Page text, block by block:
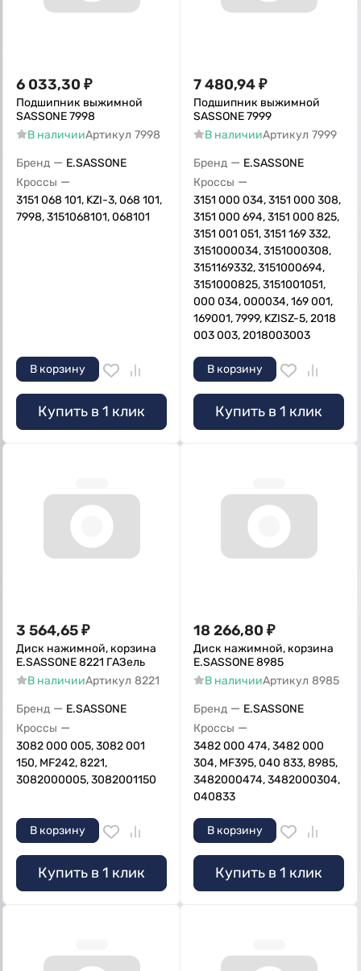
6 033,30 ₽
Подшипник выжимной
SASSONE 7998
В наличииАртикул 7998
Бренд — E.SASSONE
Кроссы —
3151 068 101, KZI-3, 068 101,
7998, 3151068101, 068101
В корзину
Купить в 1 клик
7 480,94₽
Подшипник выжимной
SASSONE 7999
В наличииАртикул 7999
Бренд — E.SASSONE
Кроссы —
3151 000 034, 3151 000 308,
3151 000 694, 3151 000 825,
3151 001 051, 3151 169 332,
3151000034, 3151000308,
3151169332, 3151000694,
3151000825, 3151001051,
000 034, 000034, 169 001,
169001, 7999, KZISZ-5, 2018
003 003, 2018003003
В корзину
Купить в 1 клик
3 564,65₽
Диск нажимной, корзина
E.SASSONE 8221 ГАЗель
В наличииАртикул 8221
Бренд — E.SASSONE
Кроссы —
3082 000 005, 3082 001
150, MF242, 8221,
3082000005, 3082001150
В корзину
Купить в 1 клик
18 266,80 ₽
Диск нажимной, корзина
E.SASSONE 8985
В наличииАртикул 8985
Бренд — E.SASSONE
Кроссы —
3482 000 474, 3482 000
304, MF395, 040 833, 8985,
3482000474, 3482000304,
040833
В корзину
Купить в 1 клик